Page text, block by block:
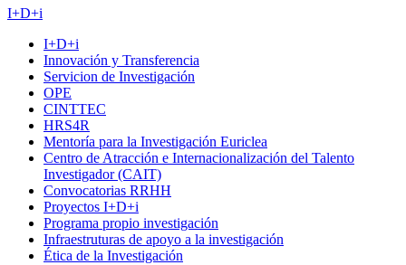
I+D+i
I+D+i
Innovación y Transferencia
Servicion de Investigación
OPE
CINTTEC
HRS4R
Mentoría para la Investigación Euriclea
Centro de Atracción e Internacionalización del Talento
Investigador (CAIT)
Convocatorias RRHH
Proyectos I+D+i
Programa propio investigación
Infraestruturas de apoyo a la investigación
Ética de la Investigación